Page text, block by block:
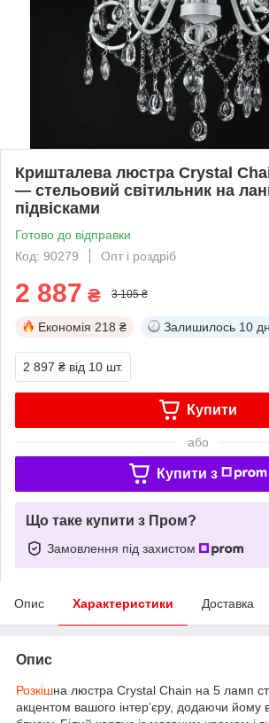
Кришталева люстра Crystal
— стельовий світильник на
підвісками
Готово до відправки
Код: 90279
Опт і роздріб
2 887 ₴ 3 105 ₴
Економія 218 ₴ Залишилось 10
2 897 ₴ від 10 шт.
Купити
або
Купити з
Що таке купити з Пром?
Замовлення під захистом
Опис Характеристики Доставка
Опис
Розкішна люстра Crystal Chain на 5 ламп
акцентом вашого інтер’єру, додаючи йому